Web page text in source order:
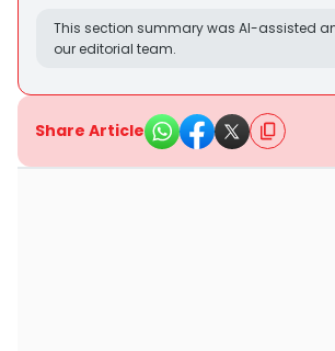
This section summary was AI-assisted
our editorial team.
Share Article